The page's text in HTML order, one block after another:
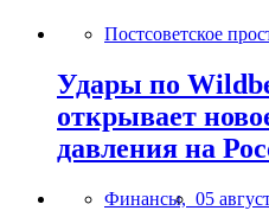
Постсоветское
Удары по
открывает
давления на
Финансы, 05